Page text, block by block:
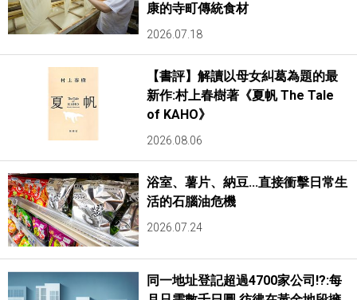
康的寺町傳統食材
2026.07.18
【書評】解讀以母女糾葛為題的最
新作:村上春樹著《夏帆 The Tale
of KAHO》
2026.08.06
浴室、薯片、納豆...直接衝擊日常生
活的石腦油危機
2026.07.24
同一地址登記超過4700家公司!?:每